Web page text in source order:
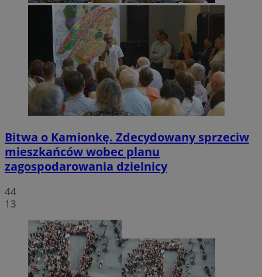
Bitwa o Kamionkę. Zdecydowany sprzeciw
mieszkańców wobec planu
zagospodarowania dzielnicy
44
13